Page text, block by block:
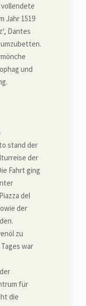
Jahr 1519
Dantes
und
stand der
der
Fahrt ging
del
der
zu
war
für
die